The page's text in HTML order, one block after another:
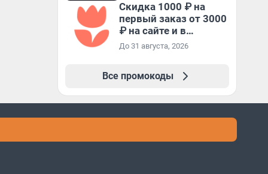
Скидка 1000 ₽ на
первый заказ от 3000
₽ на сайте и в
приложении
До 31 августа, 2026
Все промокоды